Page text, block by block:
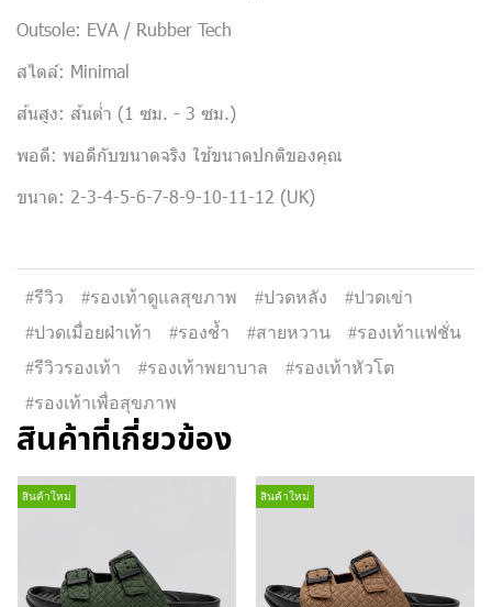
Outsole: EVA / Rubber Tech
สไตล์: Minimal
ส้นสูง: ส้นต่ำ (1 ซม. - 3 ซม.)
พอดี: พอดีกับขนาดจริง ใช้ขนาดปกติของคุณ
ขนาด: 2-3-4-5-6-7-8-9-10-11-12 (UK)
#รีวิว #รองเท้าดูแลสุขภาพ #ปวดหลัง
#ปวดเข่า
#ปวดเมื่อยฝ่าเท้า
#รองช้ำ #สายหวาน
#รองเท้าแฟชั่น
#รีวิวรองเท้า
#รองเท้าพยาบาล
#รองเท้าหัวโต
#รองเท้าเพื่อสุขภาพ
สินค้าที่เกี่ยวข้อง
สินค้าใหม่ สินค้าใหม่